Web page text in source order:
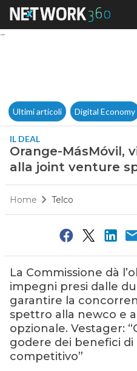
Ultimi articoli Digital Economy
IL DEAL
Orange-MásMóvil,
alla joint venture
Home Telco
La Commissione dà
impegni presi dalle
garantire la
spettro alla newco e
opzionale. Vestager:
godere dei benefici
competitivo”